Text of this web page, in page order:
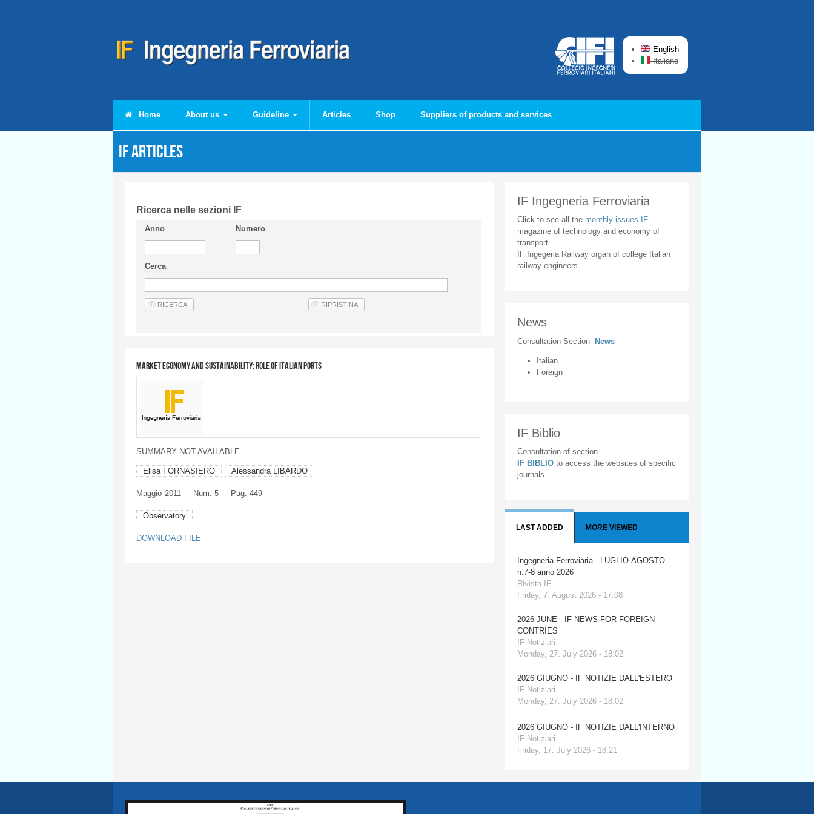
English
Italiano
Home About us Guideline Articles Shop Suppliers of products and services
IF articles
Ricerca nelle sezioni IF
Anno Numero
Cerca
Market economy and sustainability: role of italian ports
SUMMARY NOT AVAILABLE
Elisa FORNASIERO Alessandra LIBARDO
Maggio 2011 Num. 5 Pag. 449
Observatory
DOWNLOAD FILE
IF Ingegneria Ferroviaria
Click to see all the monthly issues IF
magazine of technology and economy of
transport
IF Ingegeria Railway organ of college Italian
railway engineers
News
Consultation Section News
Italian
Foreign
IF Biblio
Consultation of section
IF BIBLIO to access the websites of specific
journals
LAST ADDED MORE VIEWED
Ingegneria Ferroviaria - LUGLIO-AGOSTO -
n.7-8 anno 2026
Rivista IF
Friday, 7. August 2026 - 17:08
2026 JUNE - IF NEWS FOR FOREIGN
CONTRIES
IF Notiziari
Monday, 27. July 2026 - 18:02
2026 GIUGNO - IF NOTIZIE DALL'ESTERO
IF Notiziari
Monday, 27. July 2026 - 18:02
2026 GIUGNO - IF NOTIZIE DALL'INTERNO
IF Notiziari
Friday, 17. July 2026 - 18:21